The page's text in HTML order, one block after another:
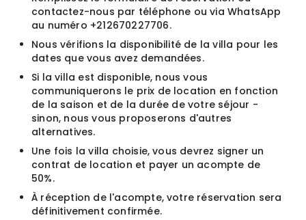
contactez-nous par téléphone ou via WhatsApp
au numéro +212670227706.
Nous vérifions la disponibilité de la villa pour les
dates que vous avez demandées.
Si la villa est disponible, nous vous
communiquerons le prix de location en fonction
de la saison et de la durée de votre séjour -
sinon, nous vous proposerons d'autres
alternatives.
Une fois la villa choisie, vous devrez signer un
contrat de location et payer un acompte de
50%.
À réception de l'acompte, votre réservation sera
définitivement confirmée.